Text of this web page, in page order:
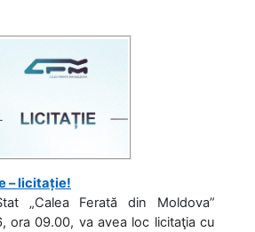
– licitație!
„Calea Ferată din Moldova”
ora 09.00, va avea loc licitaţia cu